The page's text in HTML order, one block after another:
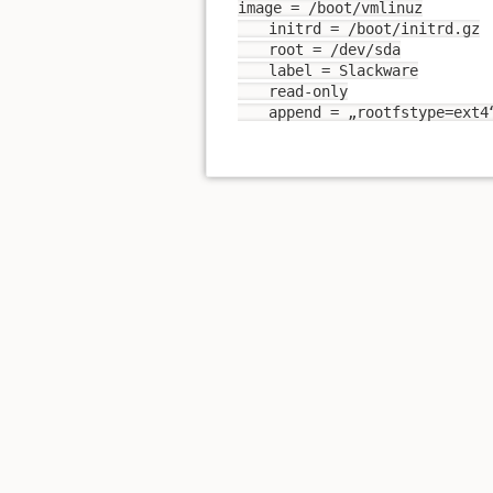
image = /boot/vmlinuz
initrd = /boot/initrd.gz
root = /dev/sda
label = Slackware
read-only
append =